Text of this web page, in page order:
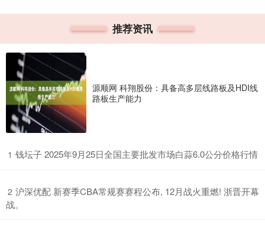
推荐资讯
源顺网 科翔股份：具备高多层线路板及HDI线
路板生产能力
1 ​钱坛子 2025年9月25日全国主要批发市场白蒜6.0公分价格行情
2 ​沪深优配 新赛季CBA常规赛赛程公布, 12月战火重燃! 浙晋开幕
战。